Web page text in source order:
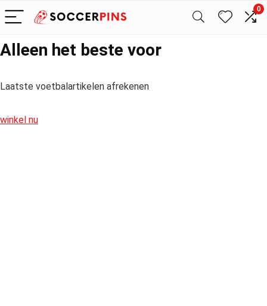
0
Alleen het beste voor
Laatste voetbalartikelen afrekenen
winkel nu